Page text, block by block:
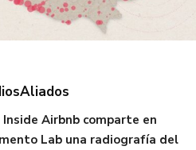
Airbnb comparte en
Lab una radiografía del